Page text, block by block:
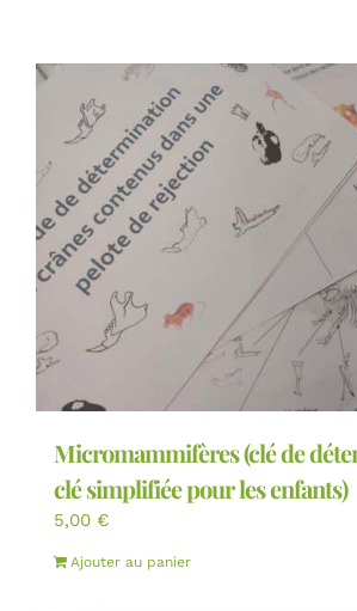
Micromammifères (clé de
clé simplifiée pour les enfants)
5,00 €
Ajouter au panier